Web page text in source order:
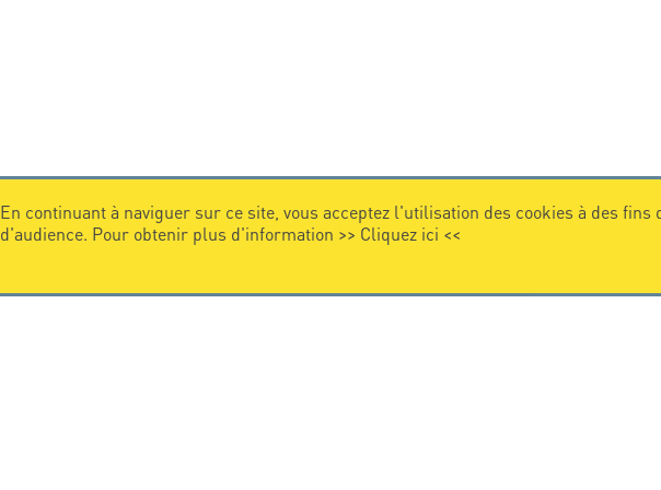
En continuant à naviguer sur ce site, vous acceptez l'utilisation des cookies à des fins
d'audience. Pour obtenir plus d'information >> Cliquez ici <<